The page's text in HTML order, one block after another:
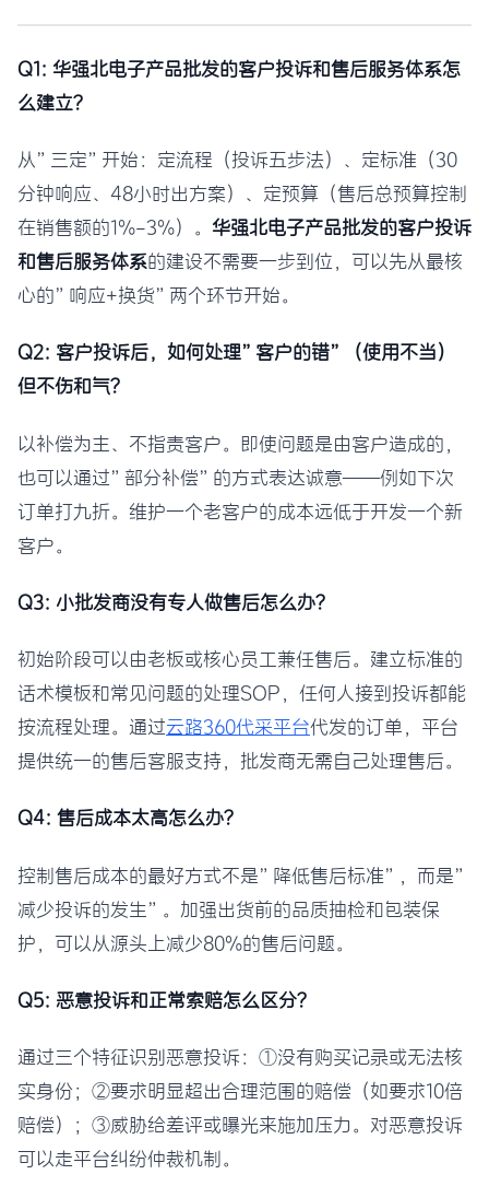
Q1: 华强北电子产品批发的客户投诉和售后服务体系怎
么建立？
从”三定”开始：定流程（投诉五步法）、定标准（30
分钟响应、48小时出方案）、定预算（售后总预算控制
在销售额的1%-3%）。 华强北电子产品批发的客户投诉
和售后服务体系的建设不需要一步到位，可以先从最核
心的”响应+换货”两个环节开始。
Q2: 客户投诉后，如何处理”客户的错”（使用不当）
但不伤和气？
以补偿为主、不指责客户。即使问题是由客户造成的，
也可以通过”部分补偿”的方式表达诚意——例如下次
订单打九折。维护一个老客户的成本远低于开发一个新
客户。
Q3: 小批发商没有专人做售后怎么办？
初始阶段可以由老板或核心员工兼任售后。建立标准的
话术模板和常见问题的处理SOP，任何人接到投诉都能
按流程处理。通过云路360代采平台代发的订单，平台
提供统一的售后客服支持，批发商无需自己处理售后。
Q4: 售后成本太高怎么办？
控制售后成本的最好方式不是”降低售后标准”，而是”
减少投诉的发生”。加强出货前的品质抽检和包装保
护，可以从源头上减少80%的售后问题。
Q5: 恶意投诉和正常索赔怎么区分？
通过三个特征识别恶意投诉：①没有购买记录或无法核
实身份；②要求明显超出合理范围的赔偿（如要求10倍
赔偿）；③威胁给差评或曝光来施加压力。对恶意投诉
可以走平台纠纷仲裁机制。